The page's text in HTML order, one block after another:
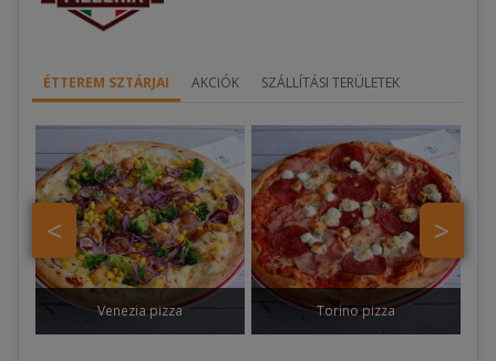
ÉTTEREM SZTÁRJAI AKCIÓK SZÁLLÍTÁSI TERÜLETEK
>
<
Venezia pizza Torino pizza